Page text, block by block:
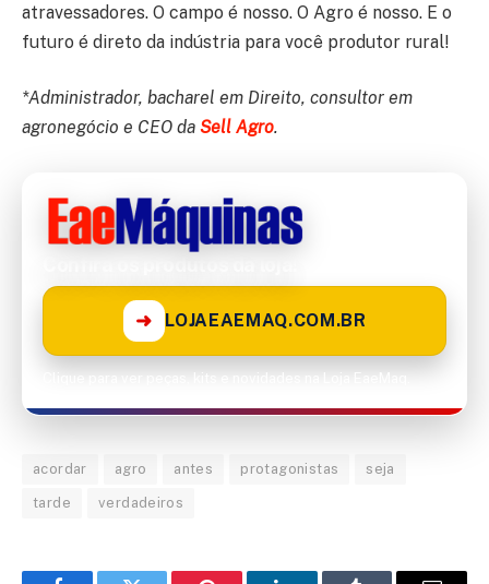
atravessadores. O campo é nosso. O Agro é nosso. E o
futuro é direto da indústria para você produtor rural!
*Administrador, bacharel em Direito, consultor em
agronegócio e CEO da Sell Agro.
➜ LOJAEAEMAQ.COM.BR
acordar agro antes protagonistas seja
tarde verdadeiros